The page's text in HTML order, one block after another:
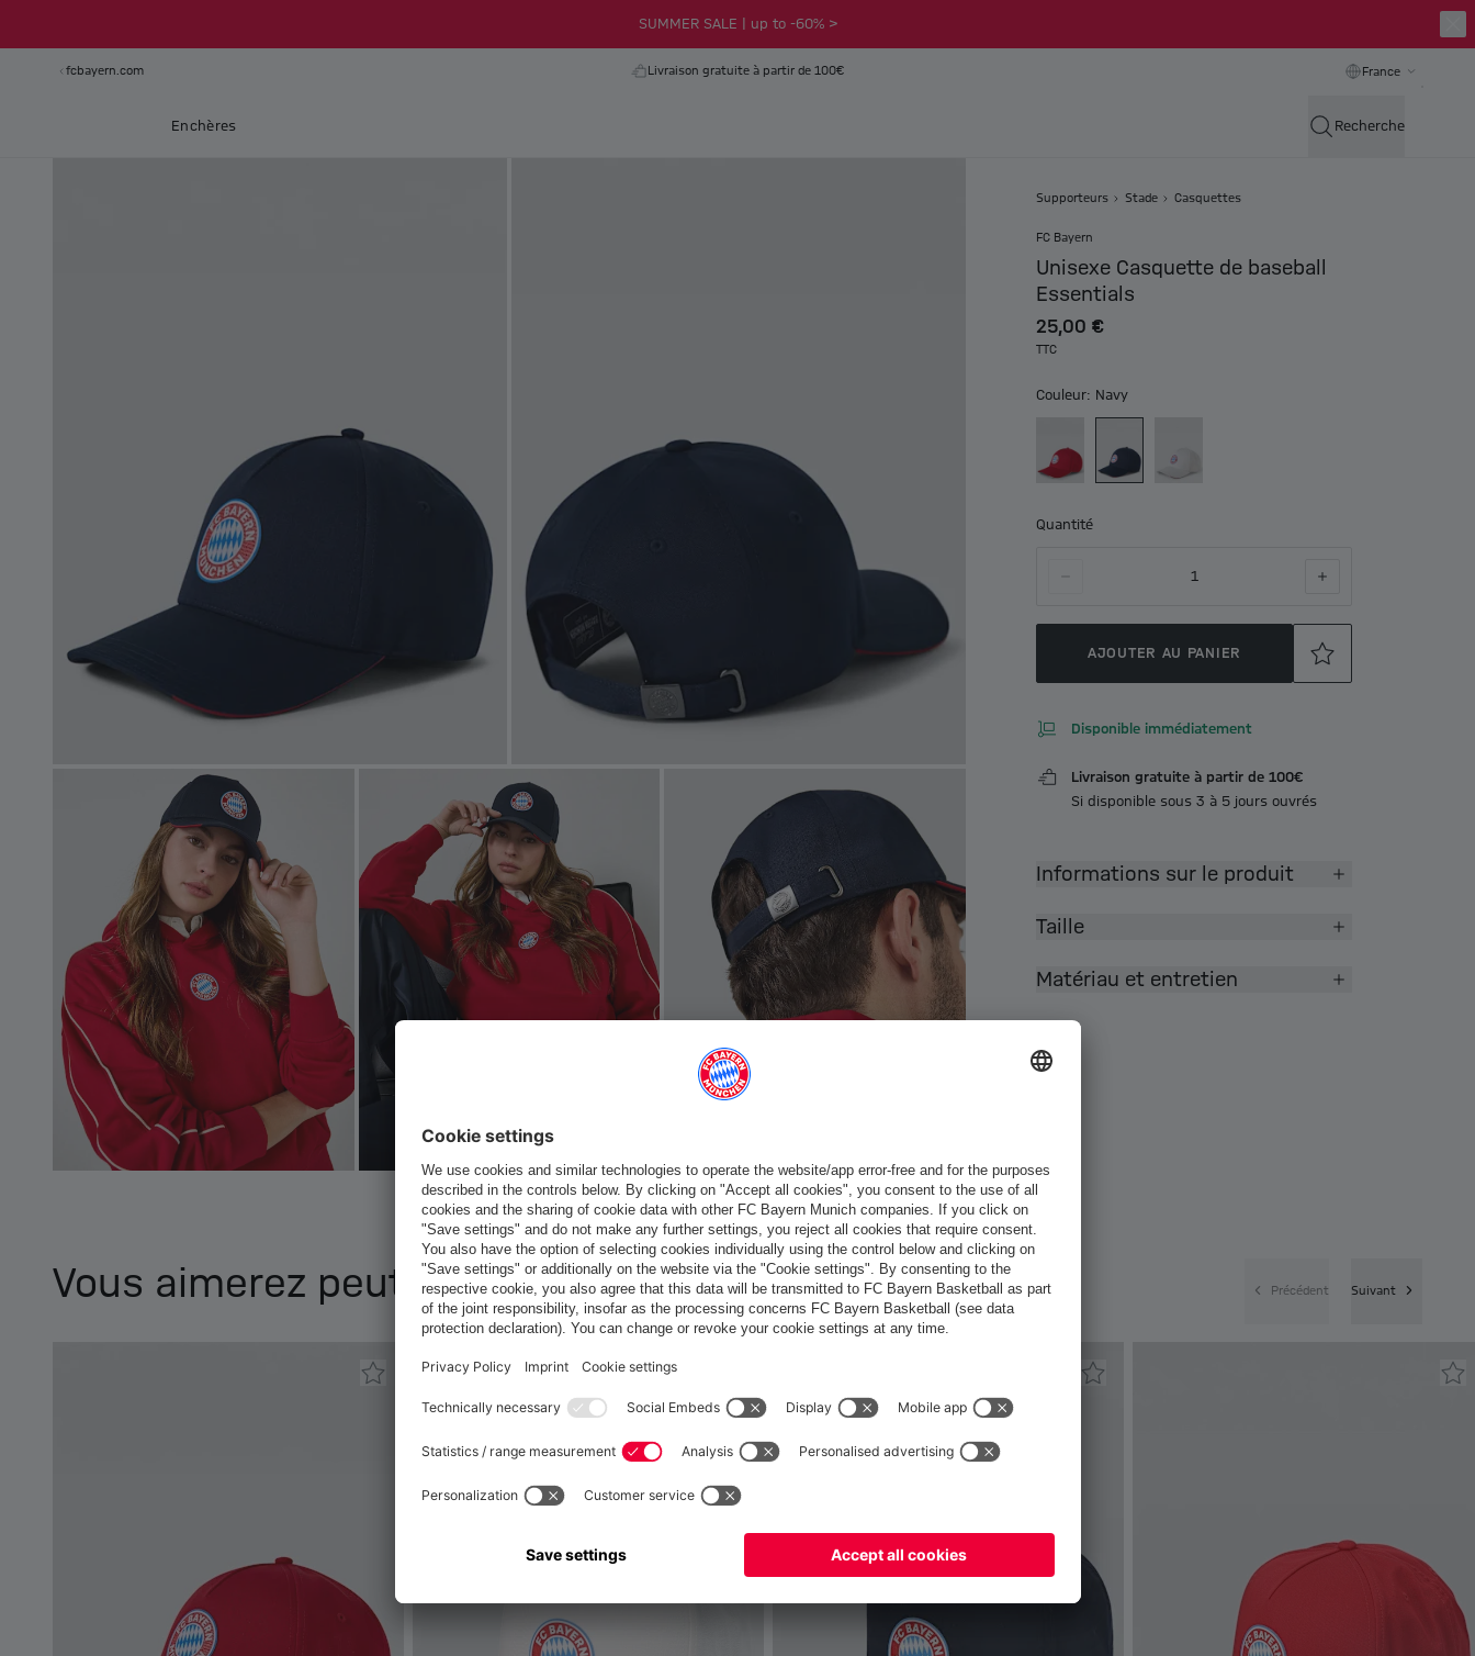
SUMMER SALE | up to -60% >
fcbayern.com Livraison gratuite à partir de 100€ France
Enchères Recherche
Supporteurs Stade Casquettes
FC Bayern
Unisexe Casquette de baseball
Essentials
25,00 €
TTC
Couleur: Navy
Quantité
1
AJOUTER AU PANIER
Disponible immédiatement
Livraison gratuite à partir de 100€
Si disponible sous 3 à 5 jours ouvrés
Informations sur le produit
Taille
Matériau et entretien
Vous aimerez peut-être ça aussi Précédent Suivant
Voulez-vous rester dans la boutique France?
Mondial pour y livrer!